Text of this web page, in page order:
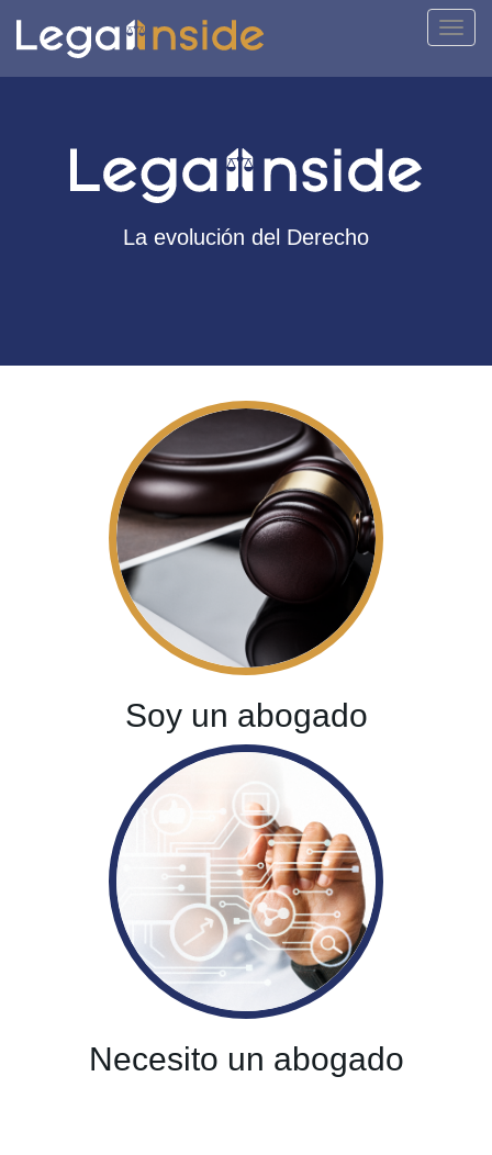
La evolución del Derecho
Soy un abogado
Necesito un abogado